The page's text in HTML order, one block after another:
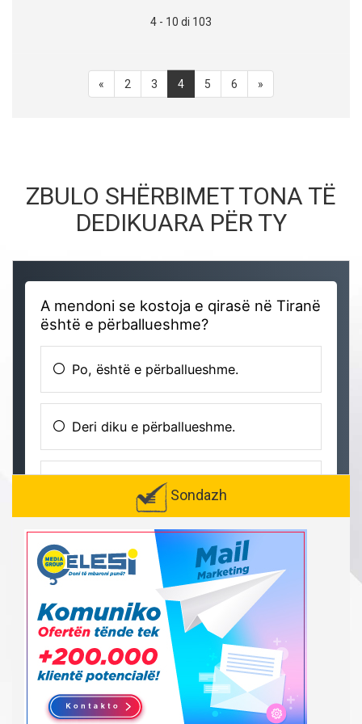
4 - 10 di 103
« 2 3 4 5 6 »
ZBULO SHËRBIMET TONA TË
DEDIKUARA PËR TY
Sondazh